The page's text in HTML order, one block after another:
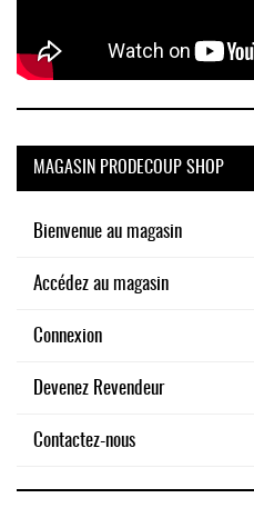
MAGASIN PRODECOUP SHOP
Bienvenue au magasin
Accédez au magasin
Connexion
Devenez Revendeur
Contactez-nous